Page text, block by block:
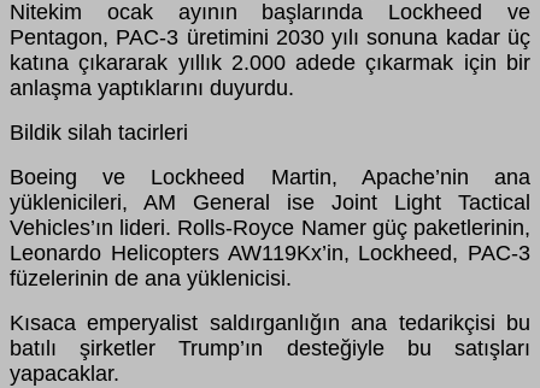
Nitekim ocak ayının başlarında Lockheed ve
Pentagon, PAC-3 üretimini 2030 yılı sonuna kadar üç
katına çıkararak yıllık 2.000 adede çıkarmak için bir
anlaşma yaptıklarını duyurdu.
Bildik silah tacirleri
Boeing ve Lockheed Martin, Apache’nin ana
yüklenicileri, AM General ise Joint Light Tactical
Vehicles’ın lideri. Rolls-Royce Namer güç paketlerinin,
Leonardo Helicopters AW119Kx’in, Lockheed, PAC-3
füzelerinin de ana yüklenicisi.
Kısaca emperyalist saldırganlığın ana tedarikçisi bu
batılı şirketler Trump’ın desteğiyle bu satışları
yapacaklar.